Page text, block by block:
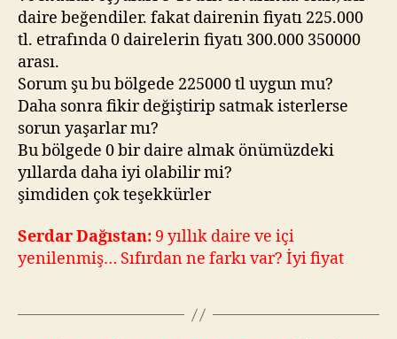
daire beğendiler. fakat dairenin fiyatı 225.000
tl. etrafında 0 dairelerin fiyatı 300.000 350000
arası.
Sorum şu bu bölgede 225000 tl uygun mu?
Daha sonra fikir değiştirip satmak isterlerse
sorun yaşarlar mı?
Bu bölgede 0 bir daire almak önümüzdeki
yıllarda daha iyi olabilir mi?
şimdiden çok teşekkürler
Serdar Dağıstan: 9 yıllık daire ve içi
yenilenmiş… Sıfırdan ne farkı var? İyi fiyat